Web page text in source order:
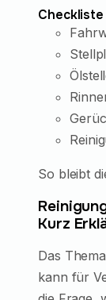
So bleibt
Kurz
Das
kann für